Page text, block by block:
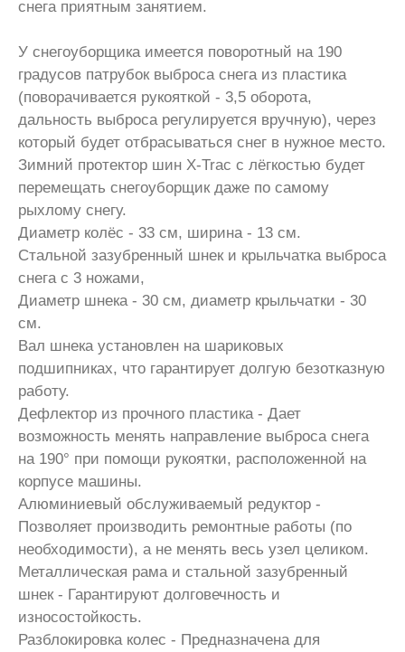
снега приятным занятием.
У снегоуборщика имеется поворотный на 190
градусов патрубок выброса снега из пластика
(поворачивается рукояткой - 3,5 оборота,
дальность выброса регулируется вручную), через
который будет отбрасываться снег в нужное место.
Зимний протектор шин X-Trac с лёгкостью будет
перемещать снегоуборщик даже по самому
рыхлому снегу.
Диаметр колёс - 33 см, ширина - 13 см.
Стальной зазубренный шнек и крыльчатка выброса
снега с 3 ножами,
Диаметр шнека - 30 см, диаметр крыльчатки - 30
см.
Вал шнека установлен на шариковых
подшипниках, что гарантирует долгую безотказную
работу.
Дефлектор из прочного пластика - Дает
возможность менять направление выброса снега
на 190° при помощи рукоятки, расположенной на
корпусе машины.
Алюминиевый обслуживаемый редуктор -
Позволяет производить ремонтные работы (по
необходимости), а не менять весь узел целиком.
Металлическая рама и стальной зазубренный
шнек - Гарантируют долговечность и
износостойкость.
Разблокировка колес - Предназначена для